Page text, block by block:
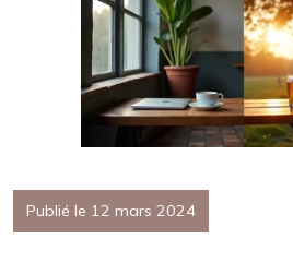
Publié le 12 mars 2024